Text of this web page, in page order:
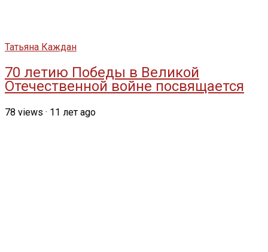
Татьяна Каждан
70 летию Победы в Великой
Отечественной войне посвящается
78 views · 11 лет ago